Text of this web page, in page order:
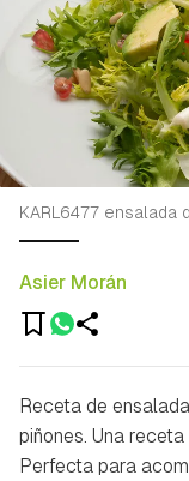
Asier Morán
KARL6477 ensalada
Receta de
piñones. Una
Perfecta para